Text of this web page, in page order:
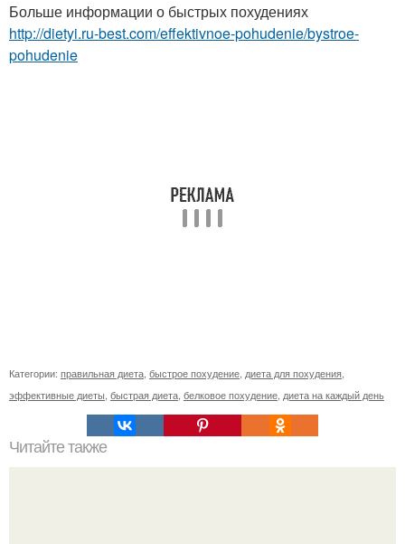
Больше информации о быстрых похудениях
http://dietyi.ru-best.com/effektivnoe-pohudenie/bystroe-
pohudenie
Категории: правильная диета быстрое похудение диета для похудения
эффективные диеты быстрая диета белковое похудение диета на каждый день
Читайте также